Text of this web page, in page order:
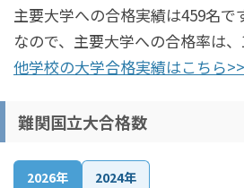
主要大学への合格実績は459名で
なので、主要大学への合格率は、
他学校の大学合格実績はこちら>>
難関国立大合格数
2026年 2024年